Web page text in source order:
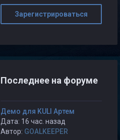
Зарегистрироваться
Последнее на форуме
Демо для KULI Артем
Дата: 16 час. назад
Автор: GOALKEEPER